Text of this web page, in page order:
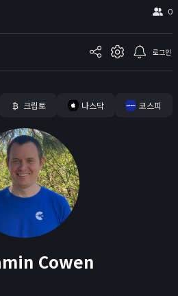
0
로그인
₿ 크립토 나스닥 코스피
Cowen